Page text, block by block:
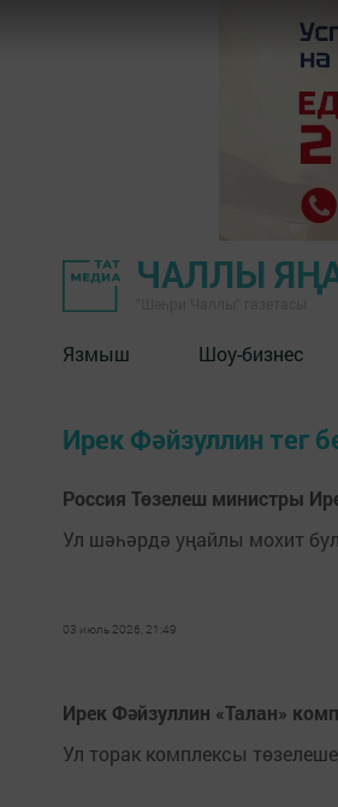
ЧАЛЛЫ
Язмыш Шоу-бизнес
Ирек Фәйзуллин тег
Россия Төзелеш министры
Ул шәһәрдә уңайлы мохит
03 июль 2026, 21:49
Ирек Фәйзуллин «Талан»
Ул торак комплексы